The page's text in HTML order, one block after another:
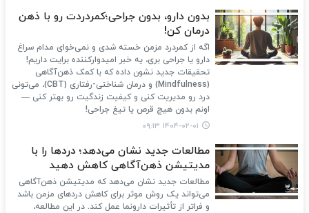
بدون دارو، بدون جراحی؛کمردردت رو با ذهن
درمان کن!
اگه از کمردرد مزمن خسته شدی و نمی‌خوای مدام سراغ
دارو یا جراحی بری، یه خبر امیدوارکننده برایت داریم!
تحقیقات جدید نشون داده که با کمک ذهن‌آگاهی
(Mindfulness) و درمان شناختی-رفتاری (CBT)، می‌تونی
درد رو مدیریت کنی و کیفیت زندگیت رو بهتر کنی —
اونم بدون هیچ قرص یا تیغ جراحی!
۱۴۰۴-۰۲-۰۱ ۰۹:۱۳
مطالعات جدید نشان می‌دهد؛ دردها را با
مدیتیشن ذهن‌آگاهی کاهش دهید
مطالعات جدید نشان می‌دهد که مدیتیشن ذهن‌آگاهی
می‌تواند یک روش موثر برای کاهش دردهای مزمن باشد
و فراتر از تأثیرات دارونما عمل کند. در این مطالعه،